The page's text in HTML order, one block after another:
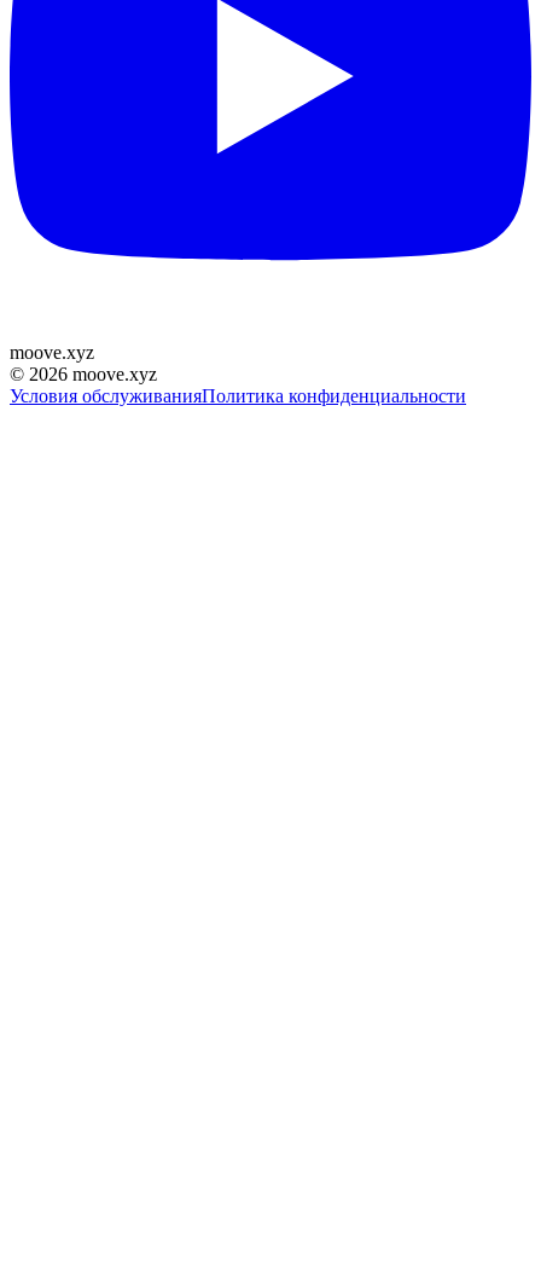
moove.xyz
© 2026 moove.xyz
Условия обслуживанияПолитика конфиденциальности